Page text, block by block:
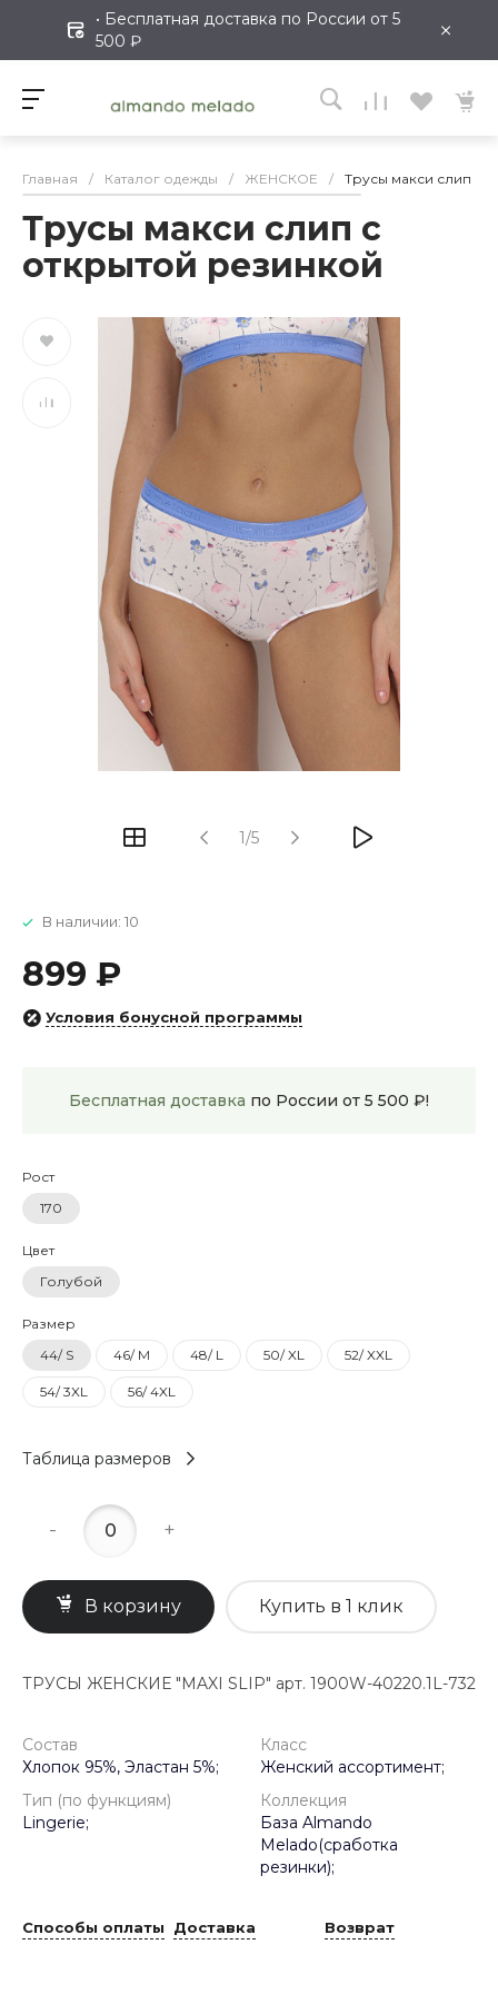
• Бесплатная доставка по России от 5
500 ₽
×
Главная / Каталог одежды / ЖЕНСКОЕ / Трусы макси слип с
Трусы макси слип с
открытой резинкой
1/5
В наличии: 10
899 ₽
Условия бонусной программы
Бесплатная доставка по России от 5 500 ₽!
Рост
170
Цвет
Голубой
Размер
44/ S
46/ M 48/ L 50/ XL 52/ XXL
54/ 3XL 56/ 4XL
Таблица размеров
- +
В корзину Купить в 1 клик
ТРУСЫ ЖЕНСКИЕ "MAXI SLIP" арт. 1900W-40220.1L-732
Состав
Хлопок 95%, Эластан 5%;
Класс
Женский ассортимент;
Тип (по функциям)
Lingerie;
Коллекция
База Almando
Melado(сработка
резинки);
Способы оплаты Доставка Возврат